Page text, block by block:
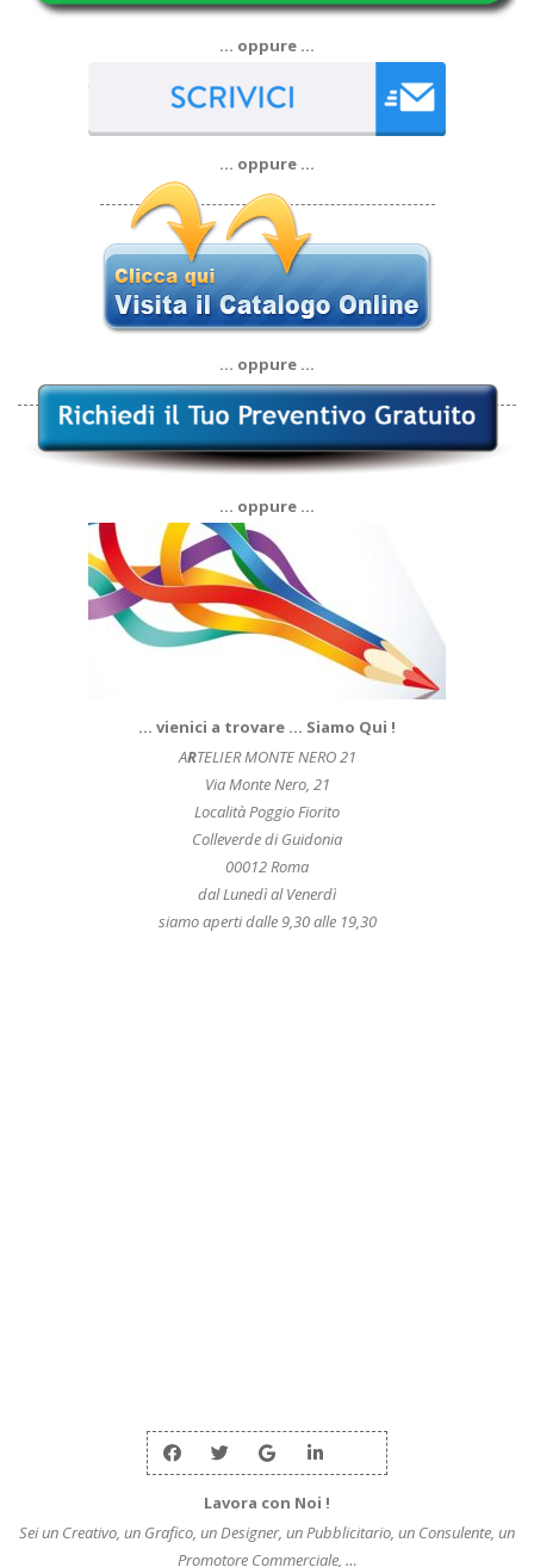
… oppure …
… oppure …
… oppure …
… oppure …
… vienici a trovare … Siamo Qui !
ARTELIER MONTE NERO 21
Via Monte Nero, 21
Località Poggio Fiorito
Colleverde di Guidonia
00012 Roma
dal Lunedì al Venerdì
siamo aperti dalle 9,30 alle 19,30
Lavora con Noi !
Sei un Creativo, un Grafico, un Designer, un Pubblicitario, un Consulente, un
Promotore Commerciale, …